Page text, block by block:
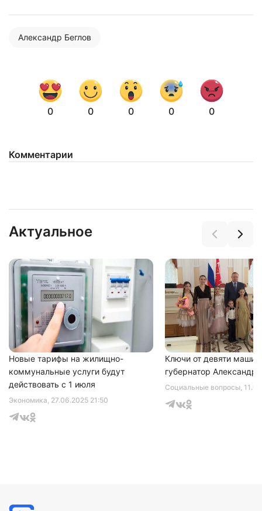
Александр Беглов
0 0 0 0 0
Комментарии
Актуальное
Экономика, 27.06.2025 21:50
Новые тарифы на жилищно-
коммунальные услуги будут
действовать с 1 июля
Социальные вопросы,
Ключи от девяти машин
губернатор Александр